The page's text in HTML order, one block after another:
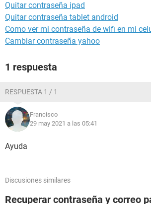
Quitar contraseña ipad
Quitar contraseña tablet android
Como ver mi contraseña de wifi en mi
Cambiar contraseña yahoo
1 respuesta
RESPUESTA 1 / 1
Francisco
29 may 2021 a las 05:41
Ayuda
Discusiones similares
Recuperar contraseña y correo